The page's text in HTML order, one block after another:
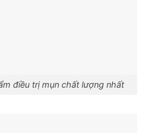
điều trị mụn chất lượng nhất